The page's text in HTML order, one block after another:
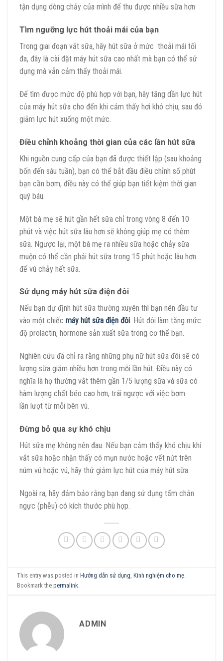
tận dụng dòng chảy của mình để thu được nhiều sữa hơn
Tìm ngưỡng lực hút thoải mái của bạn
Trong giai đoạn vắt sữa, hãy hút sữa ở mức thoải mái tối
đa, đây là cài đặt máy hút sữa cao nhất mà bạn có thể sử
dụng mà vẫn cảm thấy thoải mái.
Để tìm được mức độ phù hợp với bạn, hãy tăng dần lực hút
của máy hút sữa cho đến khi cảm thấy hơi khó chịu, sau đó
giảm lực hút xuống một mức.
Điều chỉnh khoảng thời gian của các lần hút sữa
Khi nguồn cung cấp của bạn đã được thiết lập (sau khoảng
bốn đến sáu tuần), bạn có thể bắt đầu điều chỉnh số phút
bạn cần bơm, điều này có thể giúp bạn tiết kiệm thời gian
quý báu.
Một bà mẹ sẽ hút gần hết sữa chỉ trong vòng 8 đến 10
phút và việc hút sữa lâu hơn sẽ không giúp mẹ có thêm
sữa. Ngược lại, một bà mẹ ra nhiều sữa hoặc chảy sữa
muộn có thể cần phải hút sữa trong 15 phút hoặc lâu hơn
để vú chảy hết sữa.
Sử dụng máy hút sữa điện đôi
Nếu bạn dự định hút sữa thường xuyên thì bạn nên đầu tư
vào một chiếc máy hút sữa điện đôi. Hút đôi làm tăng mức
độ prolactin, hormone sản xuất sữa trong cơ thể bạn.
Nghiên cứu đã chỉ ra rằng những phụ nữ hút sữa đôi sẽ có
lượng sữa giảm nhiều hơn trong mỗi lần hút. Điều này có
nghĩa là họ thường vắt thêm gần 1/5 lượng sữa và sữa có
hàm lượng chất béo cao hơn, trái ngược với việc bơm
lần lượt từ mỗi bên vú.
Đừng bỏ qua sự khó chịu
Hút sữa mẹ không nên đau. Nếu bạn cảm thấy khó chịu khi
vắt sữa hoặc nhận thấy có mụn nước hoặc vết nứt trên
núm vú hoặc vú, hãy thử giảm lực hút của máy hút sữa.
Ngoài ra, hãy đảm bảo rằng bạn đang sử dụng tấm chắn
ngực (phễu) có kích thước phù hợp.
This entry was posted inHướng dẫn sử dụng,Kinh nghiệm cho mẹ.
Bookmark thepermalink.
ADMIN